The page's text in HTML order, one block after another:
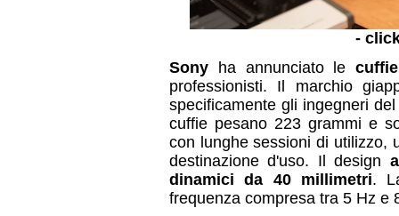
-
Sony ha annunciato le
professionisti. Il marchio
specificamente gli ingegneri
cuffie pesano 223 grammi e
con lunghe sessioni di utilizzo,
destinazione d'uso. Il design
dinamici da 40 millimetri.
frequenza compresa tra 5 Hz e